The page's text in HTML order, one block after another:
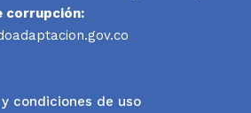
corrupción:
condiciones de uso